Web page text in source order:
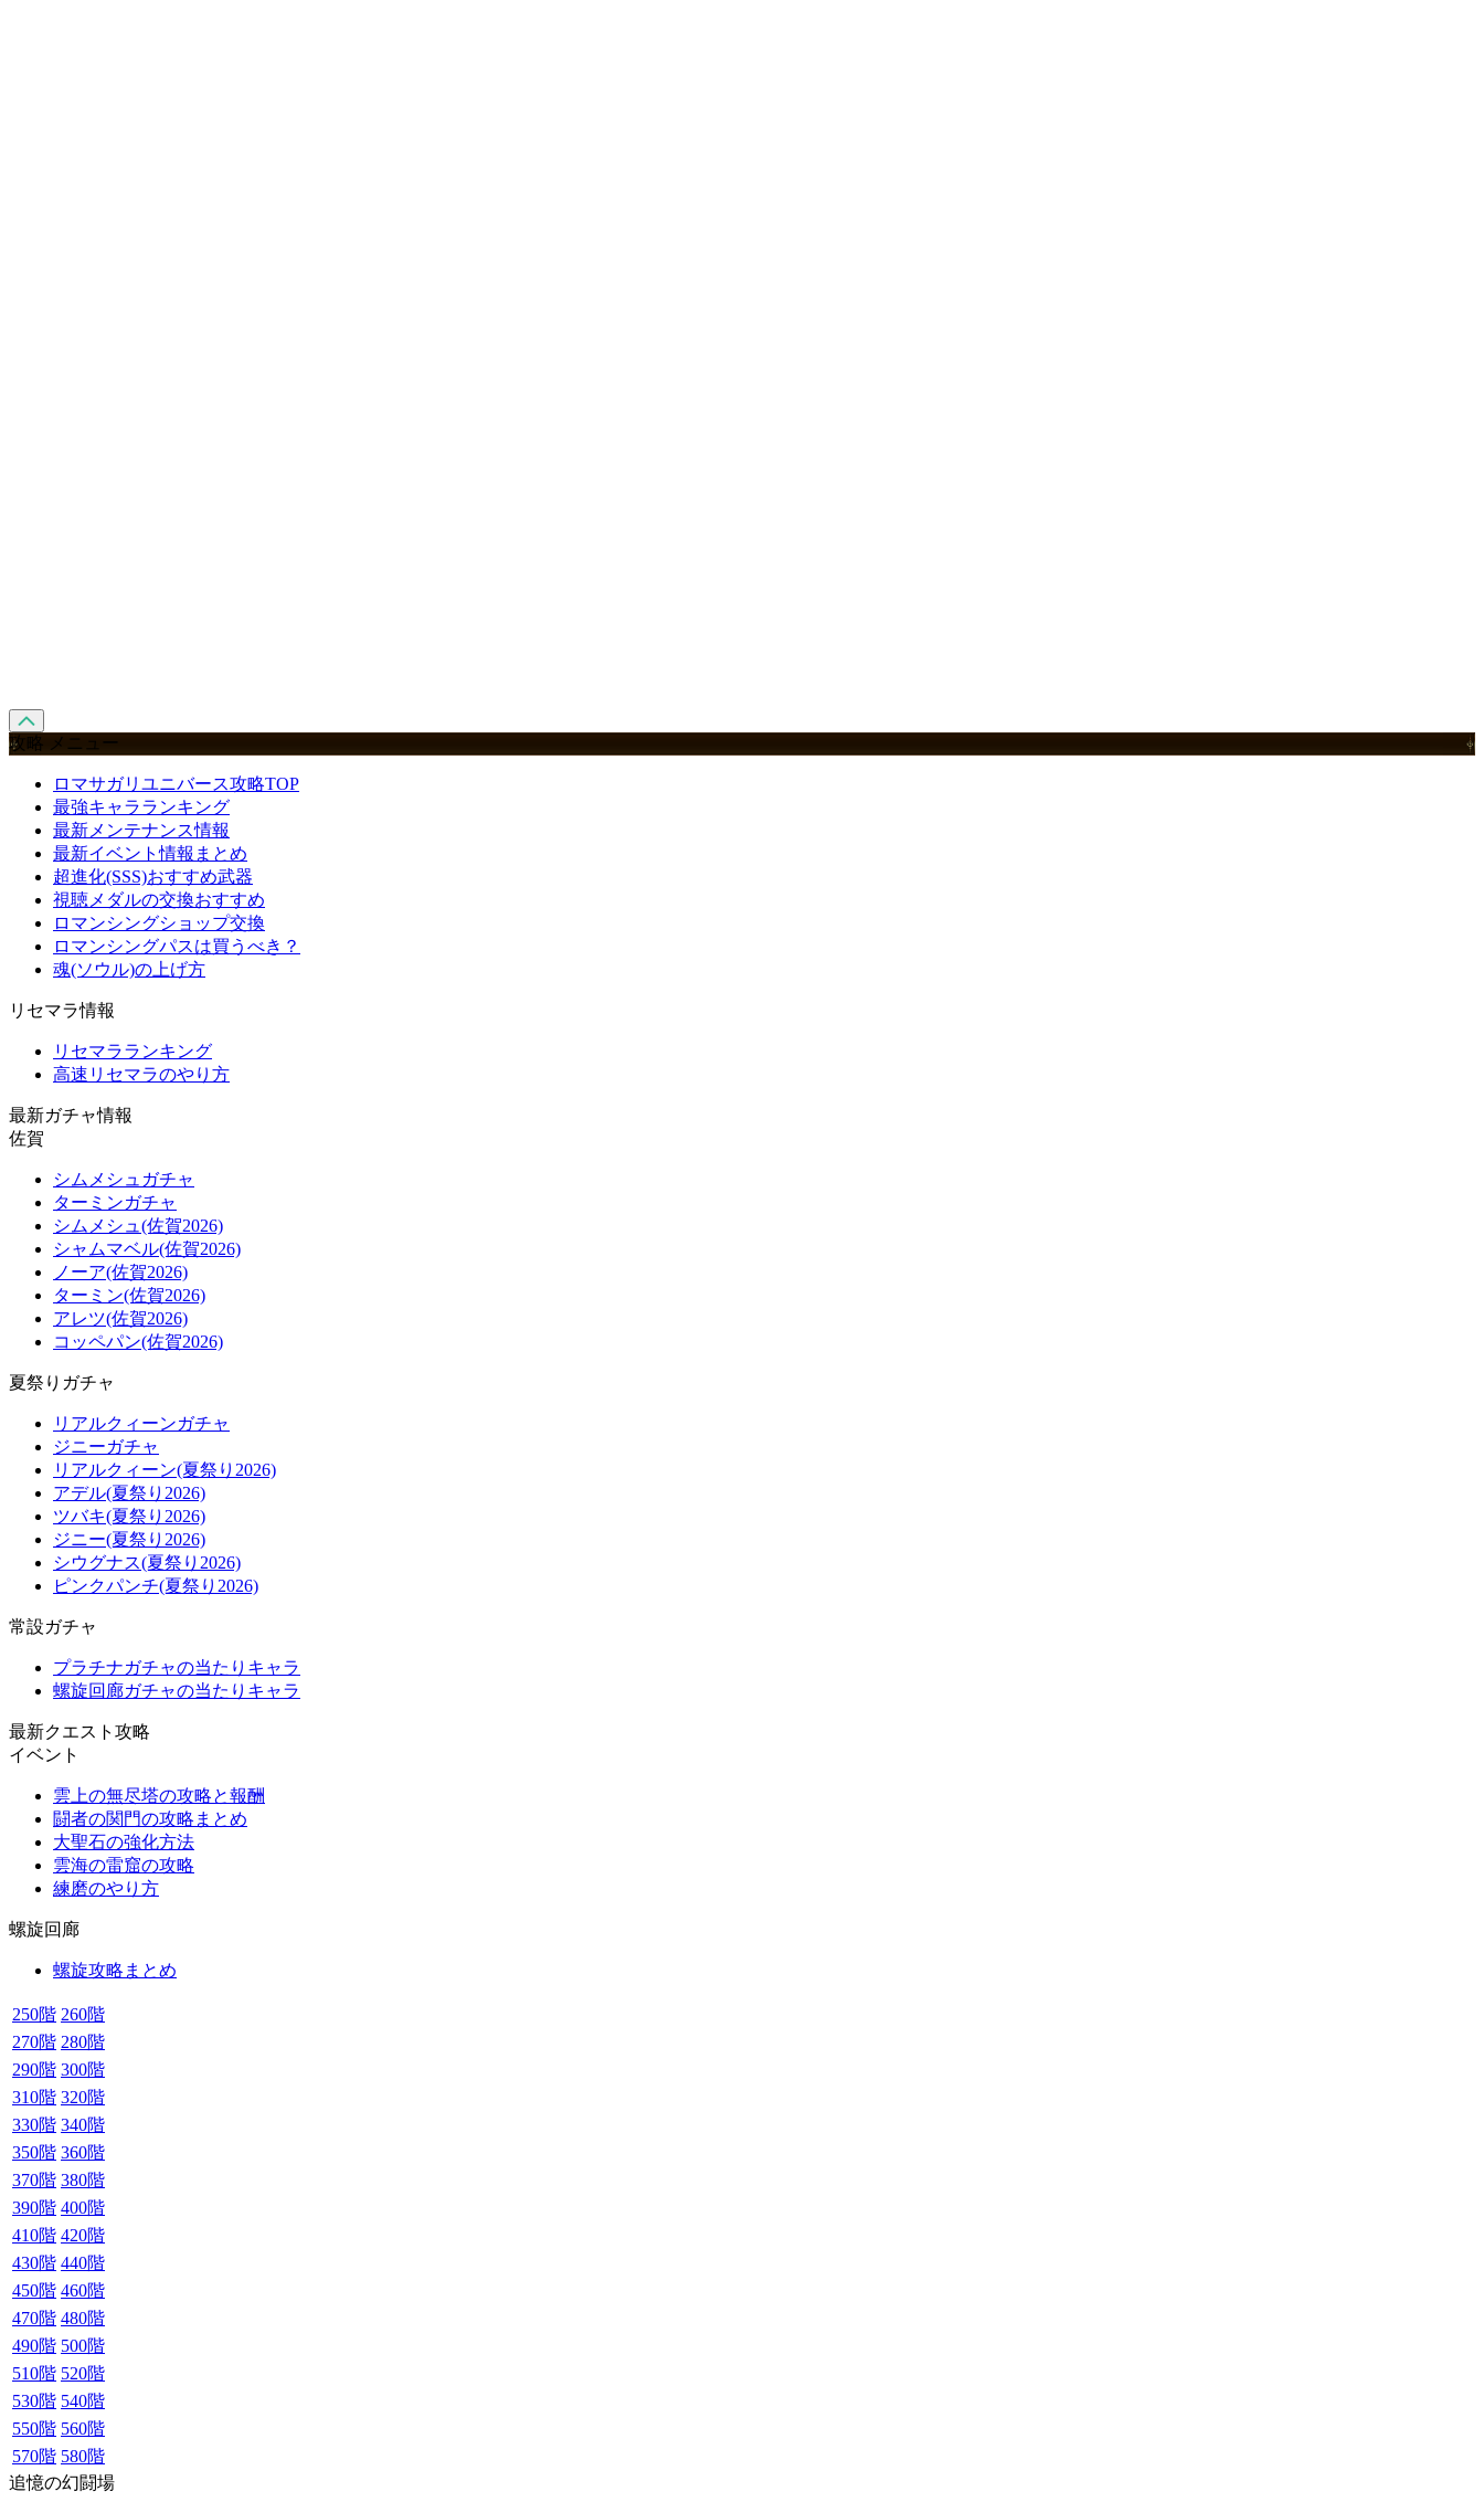
攻略 メニュー
ロマサガリユニバース攻略TOP
最強キャラランキング
最新メンテナンス情報
最新イベント情報まとめ
超進化(SSS)おすすめ武器
視聴メダルの交換おすすめ
ロマンシングショップ交換
ロマンシングパスは買うべき？
魂(ソウル)の上げ方
リセマラ情報
リセマラランキング
高速リセマラのやり方
最新ガチャ情報
佐賀
シムメシュガチャ
ターミンガチャ
シムメシュ(佐賀2026)
シャムマベル(佐賀2026)
ノーア(佐賀2026)
ターミン(佐賀2026)
アレツ(佐賀2026)
コッペパン(佐賀2026)
夏祭りガチャ
リアルクィーンガチャ
ジニーガチャ
リアルクィーン(夏祭り2026)
アデル(夏祭り2026)
ツバキ(夏祭り2026)
ジニー(夏祭り2026)
シウグナス(夏祭り2026)
ピンクパンチ(夏祭り2026)
常設ガチャ
プラチナガチャの当たりキャラ
螺旋回廊ガチャの当たりキャラ
最新クエスト攻略
イベント
雲上の無尽塔の攻略と報酬
闘者の関門の攻略まとめ
大聖石の強化方法
雲海の雷窟の攻略
練磨のやり方
螺旋回廊
螺旋攻略まとめ
250階 260階
270階 280階
290階 300階
310階 320階
330階 340階
350階 360階
370階 380階
390階 400階
410階 420階
430階 440階
450階 460階
470階 480階
490階 500階
510階 520階
530階 540階
550階 560階
570階 580階
追憶の幻闘場